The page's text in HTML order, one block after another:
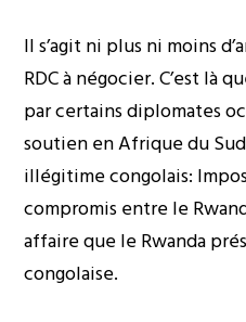
Il s’agit ni plus ni moins
RDC à négocier. C’est là
par certains diplomates
soutien en Afrique du
illégitime congolais:
compromis entre le
affaire que le Rwanda
congolaise.